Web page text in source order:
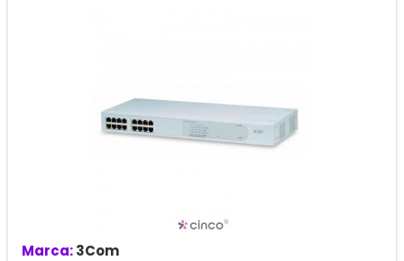
Marca:3Com